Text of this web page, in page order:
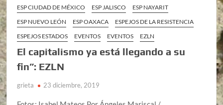
ESP CIUDAD DE MÉXICO
ESP JALISCO
ESP NAYARIT
ESP NUEVO LEÓN
ESP OAXACA
ESPEJOS DE LA RESISTENCIA
ESPEJOS ESTADOS
EVENTOS EVENTOS EZLN
El capitalismo ya está llegando a su
fin”: EZLN
grieta 23 diciembre, 2019